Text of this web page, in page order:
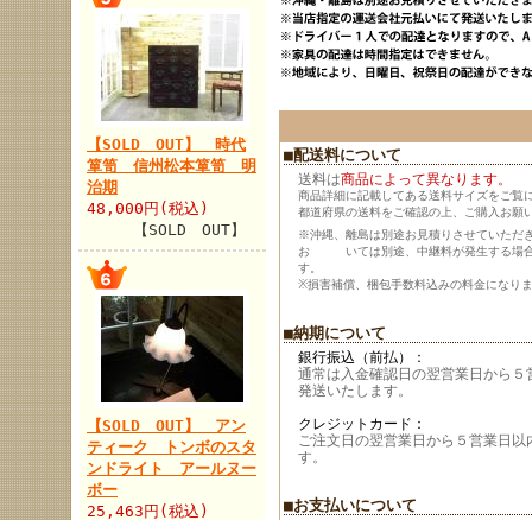
【SOLD OUT】 時代
箪笥 信州松本箪笥 明
治期
48,000円(税込)
【SOLD OUT】
【SOLD OUT】 アン
ティーク トンボのスタ
ンドライト アールヌー
ボー
25,463円(税込)
■配送料について
送料は商品によって異なります。
商品詳細に記載してある送料サイズをご覧
都道府県の送料をご確認の上、ご購入お願
※沖縄、離島は別途お見積りさせていただ
お いては別途、中継料が発生する場合
す。
※損害補償、梱包手数料込みの料金になり
■納期について
銀行振込（前払）：
通常は入金確認日の翌営業日から５
発送いたします。
クレジットカード：
ご注文日の翌営業日から５営業日以
す。
■お支払いについて